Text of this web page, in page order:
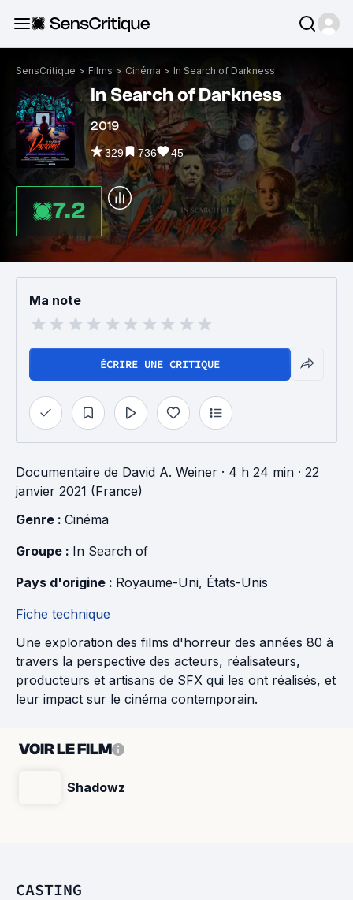
SensCritique > Films > Cinéma > In Search of Darkness
In Search of Darkness
2019
329 736 45
7.2
Ma note
ÉCRIRE UNE CRITIQUE
Documentaire de David A. Weiner · 4 h 24 min · 22
janvier 2021 (France)
Genre : Cinéma
Groupe : In Search of
Pays d'origine : Royaume-Uni, États-Unis
Fiche technique
Une exploration des films d'horreur des années 80 à
travers la perspective des acteurs, réalisateurs,
producteurs et artisans de SFX qui les ont réalisés, et
leur impact sur le cinéma contemporain.
VOIR LE FILM
Shadowz
CASTING